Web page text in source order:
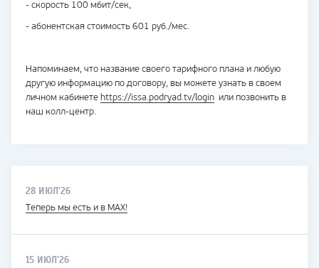
- скорость 100 мбит/сек,
- абонентская стоимость 601 руб./мес.
Напоминаем, что название своего тарифного плана и любую
другую информацию по договору, вы можете узнать в своем
личном кабинете https://issa.podryad.tv/loginили позвонить в
наш колл-центр.
28 ИЮЛ'26
Теперь мы есть и в MAX!
15 ИЮЛ'26